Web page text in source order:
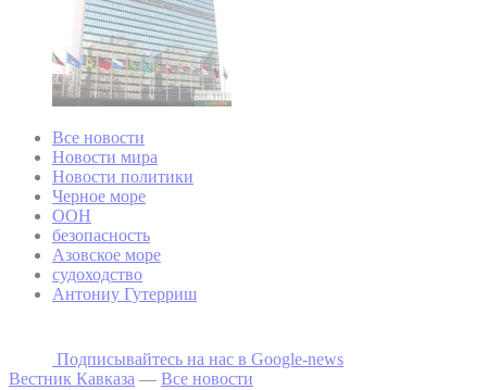
Все новости
Новости мира
Новости политики
Черное море
ООН
безопасность
Азовское море
судоходство
Антониу Гутерриш
Подписывайтесь на наc в Google-news
Вестник Кавказа — Все новости